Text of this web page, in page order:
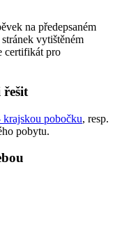
na předepsaném
vytištěném
certifikát pro
řešit
pobočku, resp.
pobytu.